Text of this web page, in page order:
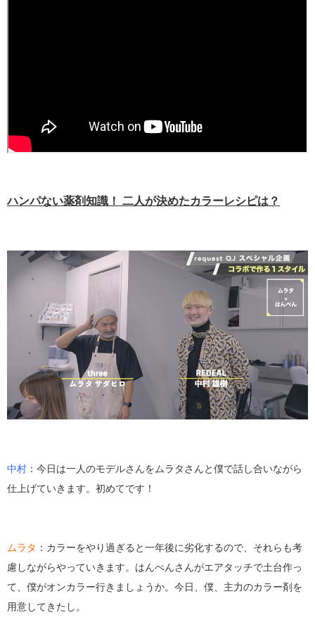
ハンパない薬剤知識！ 二人が決めたカラーレシピは？
中村 ：今日は一人のモデルさんをムラタさんと僕で話し合いながら
仕上げていきます。初めてです！
ムラタ ：カラーをやり過ぎると一年後に劣化するので、それらも考
慮しながらやっていきます。はんぺんさんがエアタッチで土台作っ
て、僕がオンカラー行きましょうか。今日、僕、主力のカラー剤を
用意してきたし。